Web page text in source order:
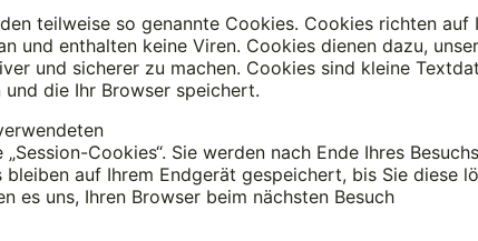
teilweise so genannte Cookies. Cookies richten auf
und enthalten keine Viren. Cookies dienen dazu,
und sicherer zu machen. Cookies sind kleine
die Ihr Browser speichert.
Cookies“. Sie werden nach Ende Ihres
auf Ihrem Endgerät gespeichert, bis Sie diese
es uns, Ihren Browser beim nächsten Besuch